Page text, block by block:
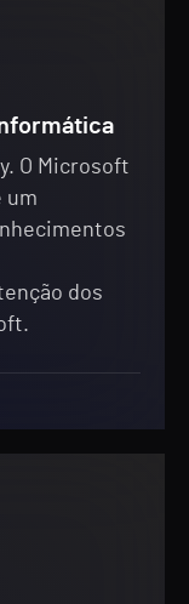
O Microsoft
um
dos